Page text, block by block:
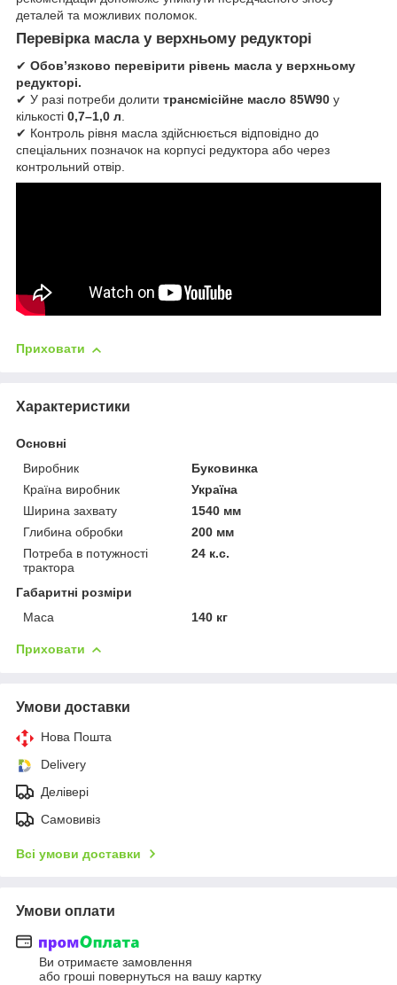
деталей та можливих поломок.
Перевірка масла у верхньому редукторі
✔ Обов’язково перевірити рівень масла у верхньому
редукторі.
✔ У разі потреби долити трансмісійне масло 85W90 у
кількості 0,7–1,0 л.
✔ Контроль рівня масла здійснюється відповідно до
спеціальних позначок на корпусі редуктора або через
контрольний отвір.
Приховати
Характеристики
Основні
Виробник
Буковинка
Країна виробник
Україна
Ширина захвату
1540 мм
Глибина обробки
200 мм
Потреба в потужності
трактора
24 к.с.
Габаритні розміри
Маса
140 кг
Приховати
Умови доставки
Нова Пошта
Delivery
Делівері
Самовивіз
Всі умови доставки
Умови оплати
Ви отримаєте замовлення
або гроші повернуться на вашу картку